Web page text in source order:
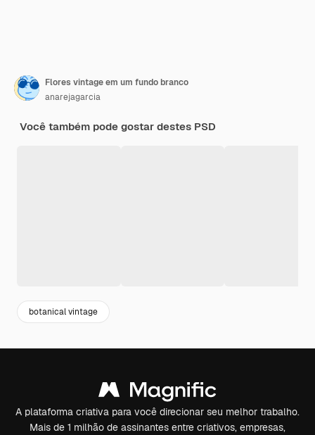
Flores vintage em um fundo branco
anarejagarcia
Você também pode gostar destes PSD
botanical vintage
A plataforma criativa para você direcionar seu melhor trabalho.
Mais de 1 milhão de assinantes entre criativos, empresas,